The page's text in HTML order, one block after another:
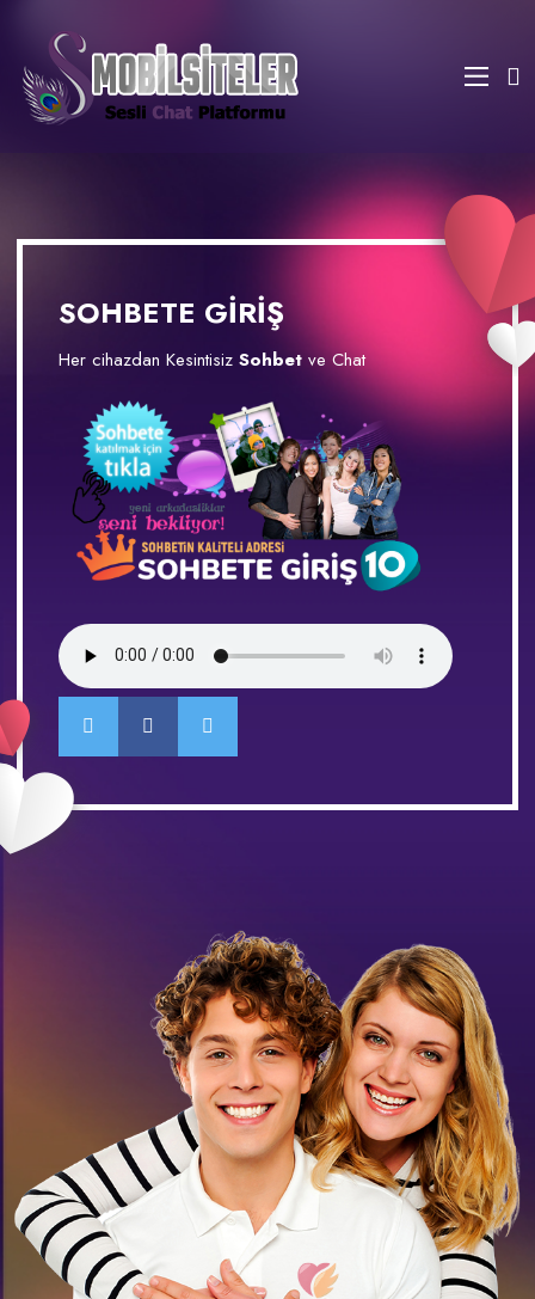
SOHBETE GİRİŞ
Her cihazdan Kesintisiz Sohbet ve Chat